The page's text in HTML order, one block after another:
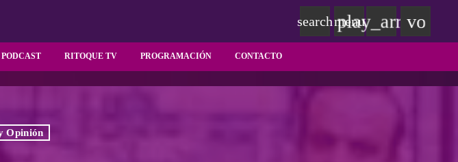
PODCAST RITOQUE TV PROGRAMACIÓN CONTACTO
searchmenu
play_arrow
Opinión